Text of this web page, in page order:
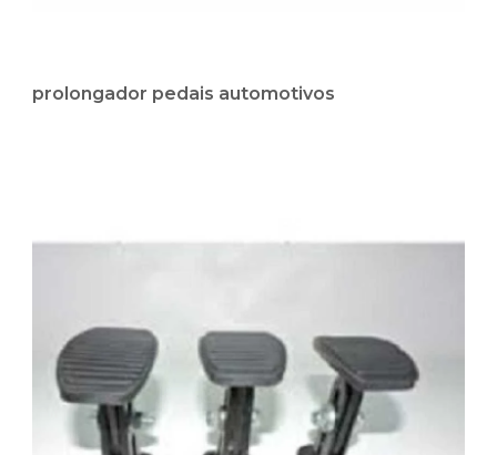
prolongador pedais automotivos